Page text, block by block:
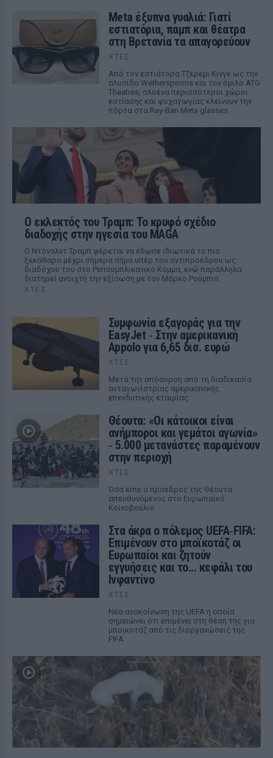
Meta έξυπνα γυαλιά: Γιατί
εστιατόρια, παμπ και θέατρα
στη Βρετανία τα απαγορεύουν
ΧΤΕΣ
Από τον εστιάτορα Τζέρεμι Κινγκ ως την
αλυσίδα Wetherspoons και τον όμιλο ATG
Theatres, ολοένα περισσότεροι χώροι
εστίασης και ψυχαγωγίας κλείνουν την
πόρτα στα Ray-Ban Meta glasses.
Ο εκλεκτός του Τραμπ: Το κρυφό σχέδιο
διαδοχής στην ηγεσία του MAGA
Ο Ντόναλντ Τραμπ φέρεται να έδωσε ιδιωτικά το πιο
ξεκάθαρο μέχρι σήμερα σήμα υπέρ του αντιπροέδρου ως
διαδόχου του στο Ρεπουμπλικανικό Κόμμα, ενώ παράλληλα
διατηρεί ανοιχτή την εξίσωση με τον Μάρκο Ρούμπιο.
ΧΤΕΣ
Συμφωνία εξαγοράς για την
EasyJet ‑ Στην αμερικανική
Appolo για 6,65 δισ. ευρώ
ΧΤΕΣ
Μετά την απόσυρση από τη διαδικασία
ανταγωνίστριας αμερικανικής
επενδυτικής εταιρίας
Θέουτα: «Οι κάτοικοι είναι
ανήμποροι και γεμάτοι αγωνία»
‑ 5.000 μετανάστες παραμένουν
στην περιοχή
ΧΤΕΣ
Όσα είπε ο πρόεδρος της Θέουτα
απευθυνόμενος στο Ευρωπαϊκό
Κοινοβούλιο
Στα άκρα ο πόλεμος UEFA‑FIFA:
Επιμένουν στο μποϊκοτάζ οι
Ευρωπαίοι και ζητούν
εγγυήσεις και το... κεφάλι του
Ινφαντίνο
ΧΤΕΣ
Νέα ανακοίνωση της UEFA η οποία
σημειώνει ότι επιμένει στη θέση της για
μποϊκοτάζ από τις διοργανώσεις της
FIFA